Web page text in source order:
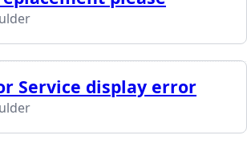
Service display error